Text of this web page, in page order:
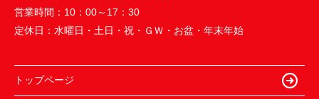
営業時間： 10：00～17：30
定休日： 水曜日・土日・祝・ＧＷ・お盆・年末年始
トップページ